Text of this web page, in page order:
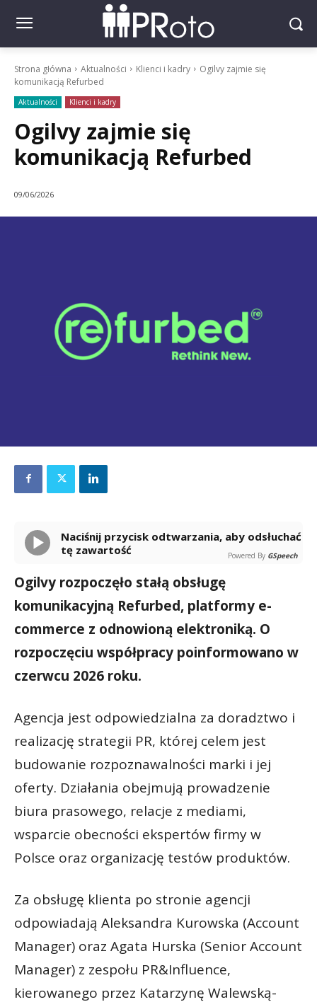
Strona główna Aktualności Klienci i kadry
Ogilvy zajmie się
komunikacją Refurbed
Aktualności Klienci i kadry
Ogilvy zajmie się
komunikacją Refurbed
09/06/2026
Naciśnij przycisk odtwarzania, aby odsłuchać
tę zawartość
Powered By GSpeech
Ogilvy rozpoczęło stałą obsługę
komunikacyjną Refurbed, platformy e-
commerce z odnowioną elektroniką. O
rozpoczęciu współpracy poinformowano w
czerwcu 2026 roku.
Agencja jest odpowiedzialna za doradztwo i
realizację strategii PR, której celem jest
budowanie rozpoznawalności marki i jej
oferty. Działania obejmują prowadzenie
biura prasowego, relacje z mediami,
wsparcie obecności ekspertów firmy w
Polsce oraz organizację testów produktów.
Za obsługę klienta po stronie agencji
odpowiadają Aleksandra Kurowska (Account
Manager) oraz Agata Hurska (Senior Account
Manager) z zespołu PR&Influence,
kierowanego przez Katarzynę Walewską-